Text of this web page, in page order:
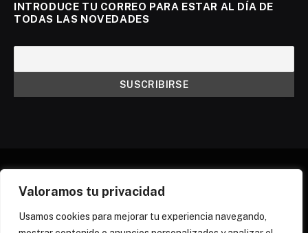
Valoramos tu privacidad
Usamos cookies para mejorar tu experiencia navegando,
INTRODUCE TU CORREO PARA ESTAR AL DÍA DE
TODAS LAS NOVEDADES
(Twitter)